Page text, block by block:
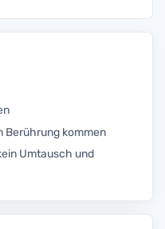
Berührung kommen
Umtausch und